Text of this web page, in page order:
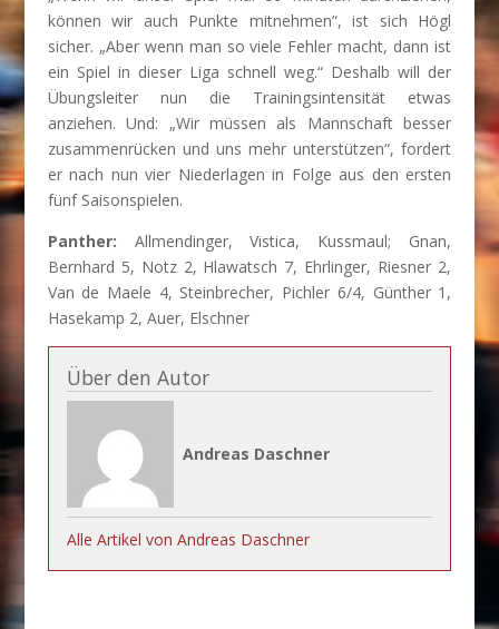
können wir auch Punkte mitnehmen“, ist sich Högl
sicher. „Aber wenn man so viele Fehler macht, dann ist
ein Spiel in dieser Liga schnell weg.“ Deshalb will der
Übungsleiter nun die Trainingsintensität etwas
anziehen. Und: „Wir müssen als Mannschaft besser
zusammenrücken und uns mehr unterstützen“, fordert
er nach nun vier Niederlagen in Folge aus den ersten
fünf Saisonspielen.
Panther: Allmendinger, Vistica, Kussmaul; Gnan,
Bernhard 5, Notz 2, Hlawatsch 7, Ehrlinger, Riesner 2,
Van de Maele 4, Steinbrecher, Pichler 6/4, Günther 1,
Hasekamp 2, Auer, Elschner
Über den Autor
Andreas Daschner
Alle Artikel von Andreas Daschner